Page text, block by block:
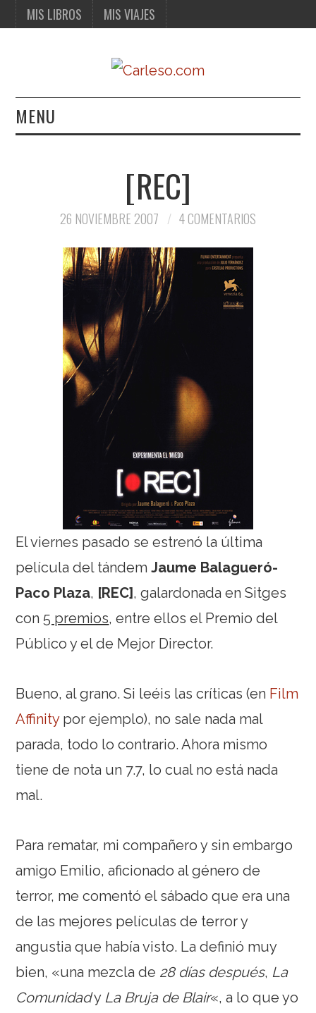
MIS LIBROS MIS VIAJES
MENU
[REC]
26 NOVIEMBRE 2007 4 COMENTARIOS
El viernes pasado se estrenó la última
película del tándemJaume Balagueró-
Paco Plaza, [REC], galardonada en Sitges
con 5 premios, entre ellos el Premio del
Público y el de Mejor Director.
Bueno, al grano. Si leéis las críticas (en Film
Affinitypor ejemplo), no sale nada mal
parada, todo lo contrario. Ahora mismo
tiene de nota un 7.7, lo cual no está nada
mal.
Para rematar, mi compañero y sin embargo
amigo Emilio, aficionado al género de
terror, me comentó el sábado que era una
de las mejores películas de terror y
angustia que había visto. La definió muy
bien, «una mezcla de 28 días después, La
Comunidady La Bruja de Blair«, a lo que yo